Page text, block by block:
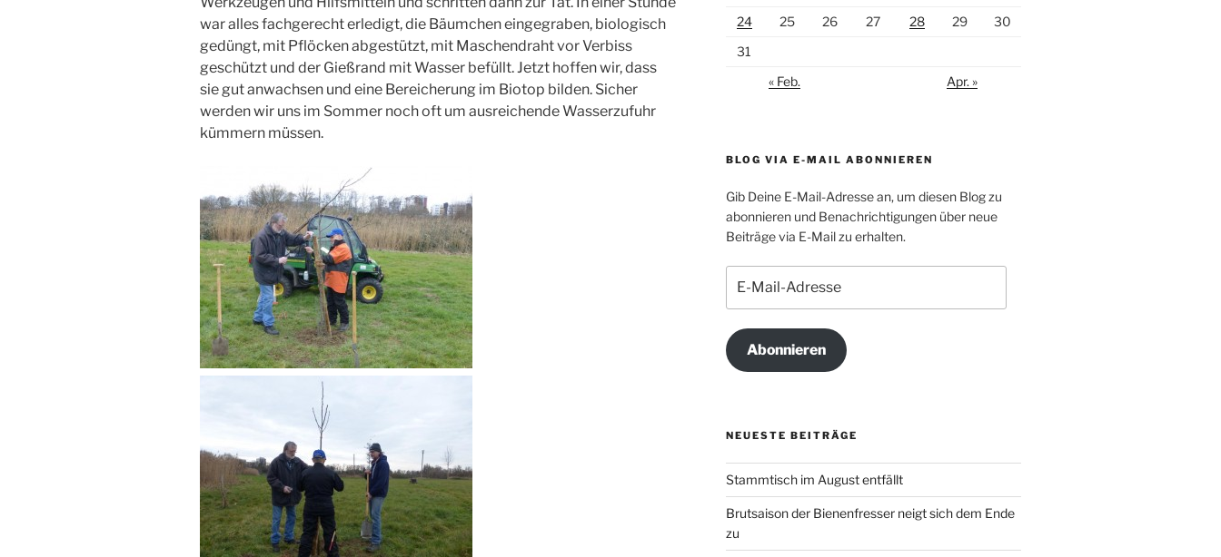
war alles fachgerecht erledigt, die Bäumchen eingegraben, biologisch
gedüngt, mit Pflöcken abgestützt, mit Maschendraht vor Verbiss
geschützt und der Gießrand mit Wasser befüllt. Jetzt hoffen wir, dass
sie gut anwachsen und eine Bereicherung im Biotop bilden. Sicher
werden wir uns im Sommer noch oft um ausreichende Wasserzufuhr
kümmern müssen.
24
25 26 27 28 29
30
31
« Feb.
Apr. »
BLOG VIA E-MAIL ABONNIEREN
Gib Deine E-Mail-Adresse an, um diesen Blog zu
abonnieren und Benachrichtigungen über neue
Beiträge via E-Mail zu erhalten.
Mail-
Adresse
Abonnieren
NEUESTE BEITRÄGE
Stammtisch im August entfällt
Brutsaison der Bienenfresser neigt sich dem Ende
zu